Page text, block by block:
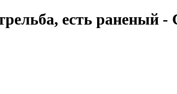
есть раненый